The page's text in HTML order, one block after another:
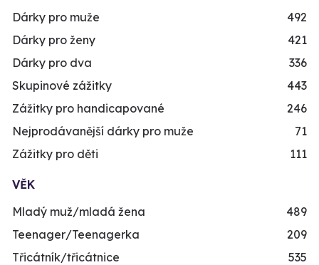
Dárky pro muže
492
Dárky pro ženy
421
Dárky pro dva
336
Skupinové zážitky
443
Zážitky pro handicapované
246
Nejprodávanější dárky pro muže
71
Zážitky pro děti
111
VĚK
Mladý muž/mladá žena
489
Teenager/Teenagerka
209
Třicátník/třicátnice
535